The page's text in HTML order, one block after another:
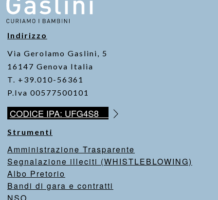
Indirizzo
Via Gerolamo Gaslini, 5
16147 Genova Italia
T. +39.010-56361
P.Iva 00577500101
CODICE IPA: UFG4S8
Strumenti
Amministrazione Trasparente
Segnalazione illeciti (WHISTLEBLOWING)
Albo Pretorio
Bandi di gara e contratti
NSO